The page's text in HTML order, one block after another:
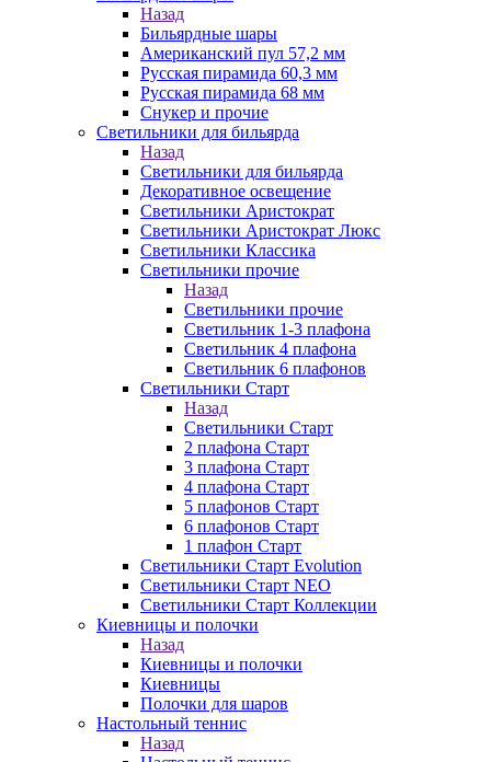
Назад
Бильярдные шары
Американский пул 57,2 мм
Русская пирамида 60,3 мм
Русская пирамида 68 мм
Снукер и прочие
Светильники для бильярда
Назад
Светильники для бильярда
Декоративное освещение
Светильники Аристократ
Светильники Аристократ Люкс
Светильники Классика
Светильники прочие
Назад
Светильники прочие
Светильник 1-3 плафона
Светильник 4 плафона
Светильник 6 плафонов
Светильники Старт
Назад
Светильники Старт
2 плафона Старт
3 плафона Старт
4 плафона Старт
5 плафонов Старт
6 плафонов Старт
1 плафон Старт
Светильники Старт Evolution
Светильники Старт NEO
Светильники Старт Коллекции
Киевницы и полочки
Назад
Киевницы и полочки
Киевницы
Полочки для шаров
Настольный теннис
Назад